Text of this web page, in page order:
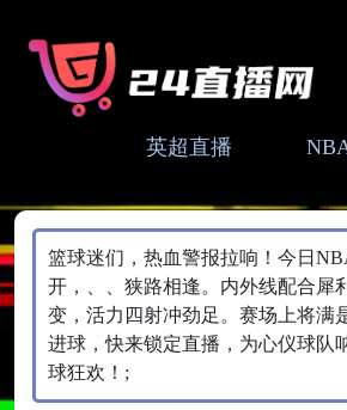
英超直播
篮球迷们，热血警报拉响！今日
开，、、狭路相逢。内外线配合犀
变，活力四射冲劲足。赛场上将满
进球，快来锁定直播，为心仪球队
球狂欢！;